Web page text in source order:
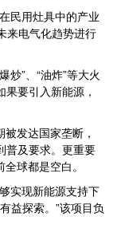
民用灶具中的产业
来电气化趋势进行
”、“油炸”等大火
要引入新能源，
发达国家垄断，
普及要求。更重要
球都是空白。
实现新能源支持下
益探索。”该项目负